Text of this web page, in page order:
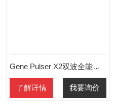
Gene Pulser X2双波全能型电穿孔仪
了解详情 我要询价